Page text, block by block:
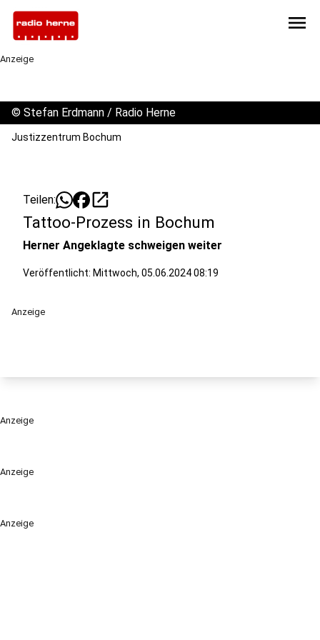
menu
Anzeige
Anzeige
Anzeige
© Stefan Erdmann / Radio Herne
Justizzentrum Bochum
Teilen: open_in_new
Tattoo-Prozess in Bochum
Herner Angeklagte schweigen weiter
Veröffentlicht: Mittwoch, 05.06.2024 08:19
Anzeige
Anzeige